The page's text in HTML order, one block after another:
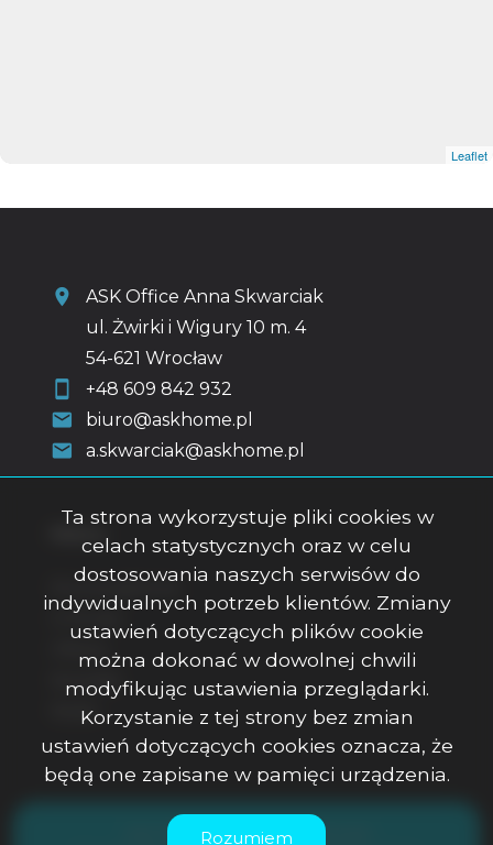
© OpenStreetMap contributors
ASK Office Anna Skwarciak
ul. Żwirki i Wigury 10 m. 4
54-621 Wrocław
+48 609 842 932
biuro@askhome.pl
a.skwarciak@askhome.pl
Strona główna
O firmie
Kontakt
Rodo
ASK Office Anna Skwarciak © 2026
Ta strona wykorzystuje pliki cookies w
celach statystycznych oraz w celu
dostosowania naszych serwisów do
indywidualnych potrzeb klientów. Zmiany
ustawień dotyczących plików cookie
można dokonać w dowolnej chwili
modyfikując ustawienia przeglądarki.
Korzystanie z tej strony bez zmian
ustawień dotyczących cookies oznacza, że
będą one zapisane w pamięci urządzenia.
Rozumiem